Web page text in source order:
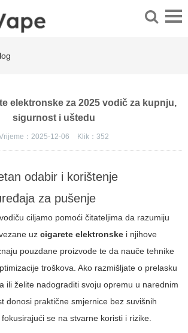
elektronske za 2025 vodič za kupnju,
sigurnost i uštedu
：2025-12-06 Klik： 352
odabir i korištenje
za pušenje
ciljamo pomoći čitateljima da razumiju
uz cigarete elektronske i njihove
pouzdane proizvode te da nauče tehnike
troškova. Ako razmišljate o prelasku
ili želite nadograditi svoju opremu u narednim
donosi praktične smjernice bez suvišnih
se na stvarne koristi i rizike.